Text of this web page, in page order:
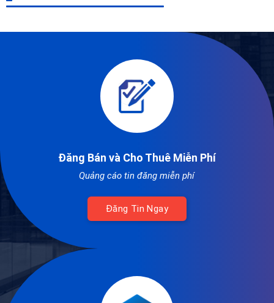
Đăng Bán và Cho Thuê Miễn Phí
Quảng cáo tin đăng miễn phí
Đăng Tin Ngay